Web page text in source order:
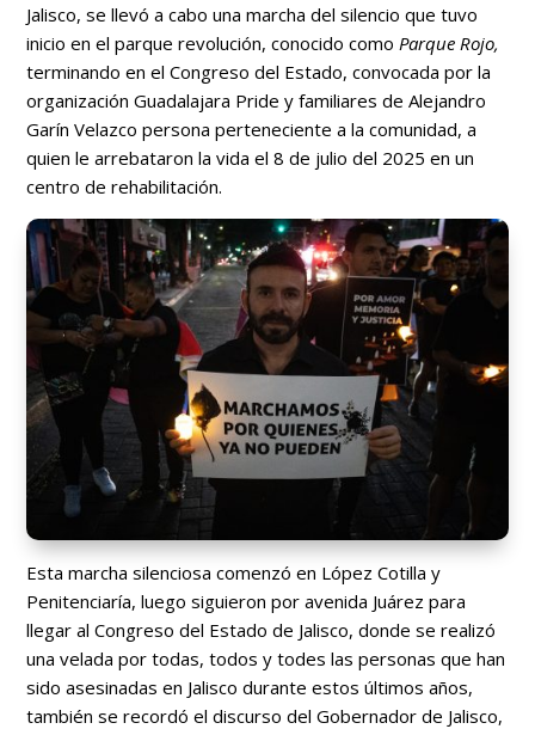
Jalisco, se llevó a cabo una marcha del silencio que tuvo
inicio en el parque revolución, conocido como Parque Rojo,
terminando en el Congreso del Estado, convocada por la
organización Guadalajara Pride y familiares de Alejandro
Garín Velazco persona perteneciente a la comunidad, a
quien le arrebataron la vida el 8 de julio del 2025 en un
centro de rehabilitación.
Esta marcha silenciosa comenzó en López Cotilla y
Penitenciaría, luego siguieron por avenida Juárez para
llegar al Congreso del Estado de Jalisco, donde se realizó
una velada por todas, todos y todes las personas que han
sido asesinadas en Jalisco durante estos últimos años,
también se recordó el discurso del Gobernador de Jalisco,